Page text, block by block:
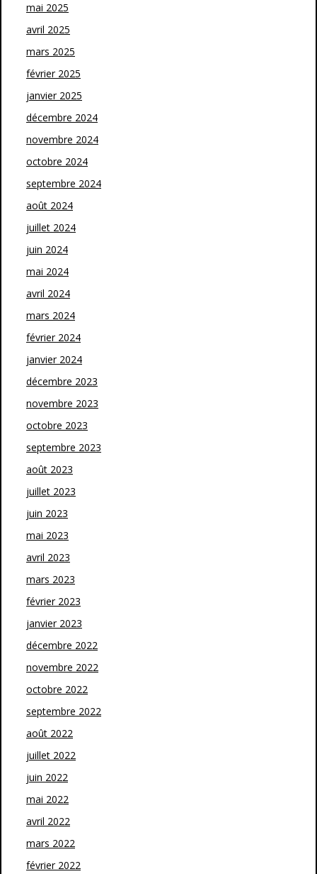
mai 2025
avril 2025
mars 2025
février 2025
janvier 2025
décembre 2024
novembre 2024
octobre 2024
septembre 2024
août 2024
juillet 2024
juin 2024
mai 2024
avril 2024
mars 2024
février 2024
janvier 2024
décembre 2023
novembre 2023
octobre 2023
septembre 2023
août 2023
juillet 2023
juin 2023
mai 2023
avril 2023
mars 2023
février 2023
janvier 2023
décembre 2022
novembre 2022
octobre 2022
septembre 2022
août 2022
juillet 2022
juin 2022
mai 2022
avril 2022
mars 2022
février 2022